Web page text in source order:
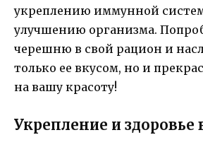
укреплению иммунной
улучшению организма.
черешню в свой рацион и
только ее вкусом, но и
на вашу красоту!
Укрепление и здоровье